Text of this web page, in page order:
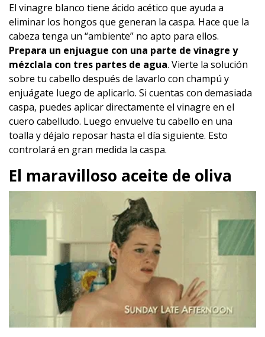
El vinagre blanco tiene ácido acético que ayuda a
eliminar los hongos que generan la caspa. Hace que la
cabeza tenga un “ambiente” no apto para ellos.
Prepara un enjuague con una parte de vinagre y
mézclala con tres partes de agua. Vierte la solución
sobre tu cabello después de lavarlo con champú y
enjuágate luego de aplicarlo. Si cuentas con demasiada
caspa, puedes aplicar directamente el vinagre en el
cuero cabelludo. Luego envuelve tu cabello en una
toalla y déjalo reposar hasta el día siguiente. Esto
controlará en gran medida la caspa.
El maravilloso aceite de oliva